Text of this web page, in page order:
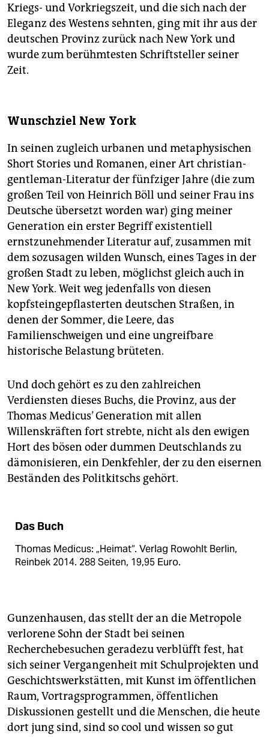
Kriegs- und Vorkriegszeit, und die sich nach der
Eleganz des Westens sehnten, ging mit ihr aus der
deutschen Provinz zurück nach New York und
wurde zum berühmtesten Schriftsteller seiner
Zeit.
Wunschziel New York
In seinen zugleich urbanen und metaphysischen
Short Stories und Romanen, einer Art christian-
gentleman-Literatur der fünfziger Jahre (die zum
großen Teil von Heinrich Böll und seiner Frau ins
Deutsche übersetzt worden war) ging meiner
Generation ein erster Begriff existentiell
ernstzunehmender Literatur auf, zusammen mit
dem sozusagen wilden Wunsch, eines Tages in der
großen Stadt zu leben, möglichst gleich auch in
New York. Weit weg jedenfalls von diesen
kopfsteingepflasterten deutschen Straßen, in
denen der Sommer, die Leere, das
Familienschweigen und eine ungreifbare
historische Belastung brüteten.
Und doch gehört es zu den zahlreichen
Verdiensten dieses Buchs, die Provinz, aus der
Thomas Medicus’ Generation mit allen
Willenskräften fort strebte, nicht als den ewigen
Hort des bösen oder dummen Deutschlands zu
dämonisieren, ein Denkfehler, der zu den eisernen
Beständen des Politkitschs gehört.
Das Buch
Thomas Medicus: „Heimat“. Verlag Rowohlt Berlin,
Reinbek 2014. 288 Seiten, 19,95 Euro.
Gunzenhausen, das stellt der an die Metropole
verlorene Sohn der Stadt bei seinen
Recherchebesuchen geradezu verblüfft fest, hat
sich seiner Vergangenheit mit Schulprojekten und
Geschichtswerkstätten, mit Kunst im öffentlichen
Raum, Vortragsprogrammen, öffentlichen
Diskussionen gestellt und die Menschen, die heute
dort jung sind, sind so cool und wissen so gut